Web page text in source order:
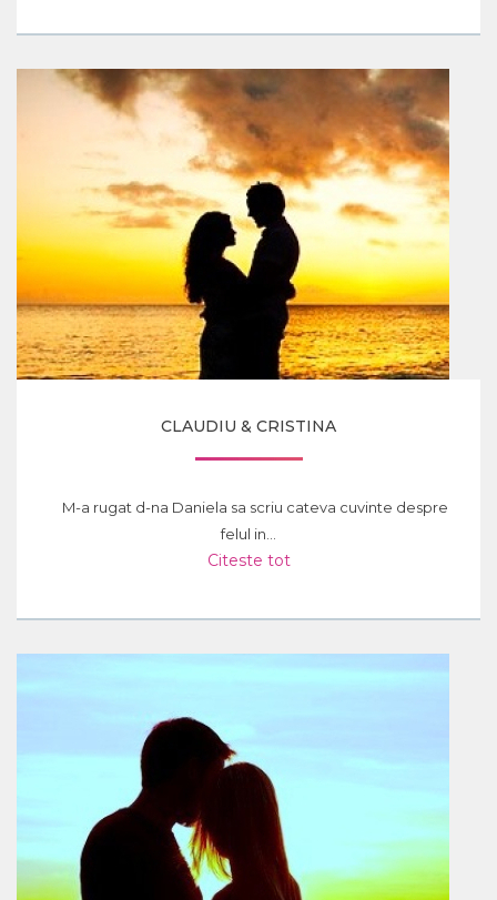
CLAUDIU & CRISTINA
M-a rugat d-na Daniela sa scriu cateva cuvinte despre
felul in...
Citeste tot